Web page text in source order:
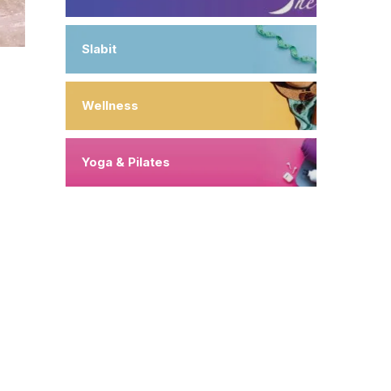
Slabit
Wellness
Yoga & Pilates